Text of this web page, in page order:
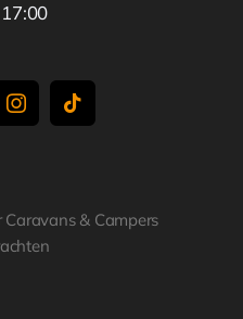
& Campers